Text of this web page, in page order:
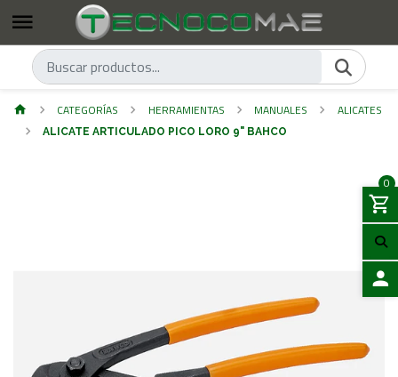
0
CATEGORÍAS HERRAMIENTAS MANUALES ALICATES
ALICATE ARTICULADO PICO LORO 9" BAHCO